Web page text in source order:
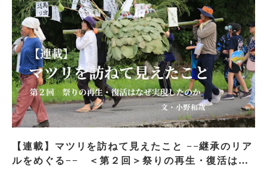
【連載】マツリを訪ねて見えたこと −−継承のリア
ルをめぐる−− ＜第２回＞祭りの再生・復活はな